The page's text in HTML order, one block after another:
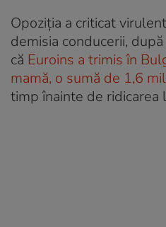
Opoziția a criticat
demisia conducerii,
că Euroins a trimis în
mamă, o sumă de 1,6
timp înainte de ridicarea